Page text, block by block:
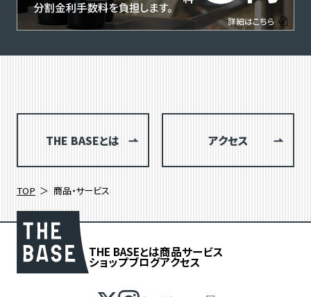
THE BASEとは アクセス
TOP 商品・サービス
THE BASEとは商品サービス
ショップブログアクセス